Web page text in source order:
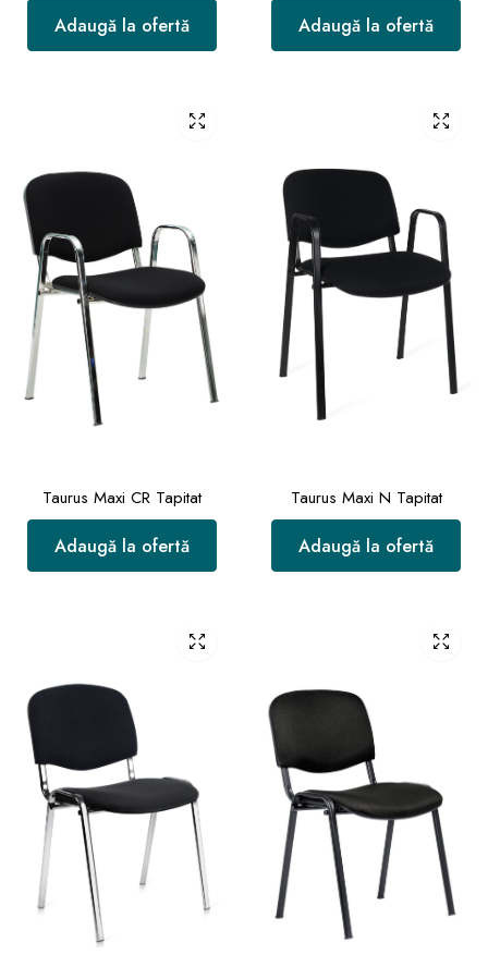
Adaugă la ofertă Adaugă la ofertă
Taurus Maxi CR Tapitat
Adaugă la ofertă
Taurus Maxi N Tapitat
Adaugă la ofertă